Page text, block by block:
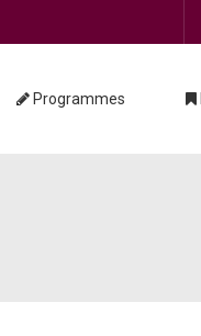
Programmes